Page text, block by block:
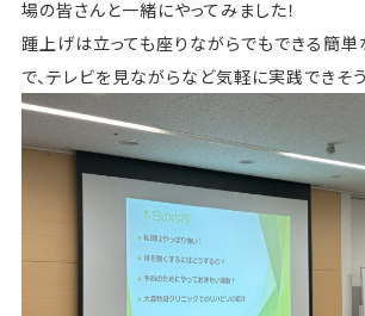
場の皆さんと一緒にやってみました！
踵上げは立っても座りながらでもできる簡単
で、テレビを見ながらなど気軽に実践できそう